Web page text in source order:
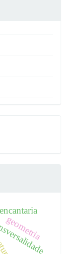
geometria